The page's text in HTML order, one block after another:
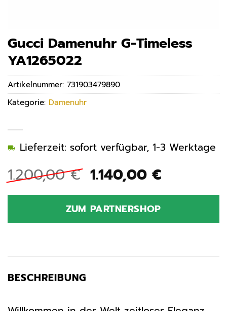
Gucci Damenuhr G-Timeless
YA1265022
1.200,00€ Ursprünglicher
Preis
war:
1.200,00 €
1.140,00 €Aktueller
ist:
Lieferzeit: sofort verfügbar, 1-3 Werktage
ZUM PARTNERSHOP
Artikelnummer: 731903479890
Kategorie: Damenuhr
BESCHREIBUNG